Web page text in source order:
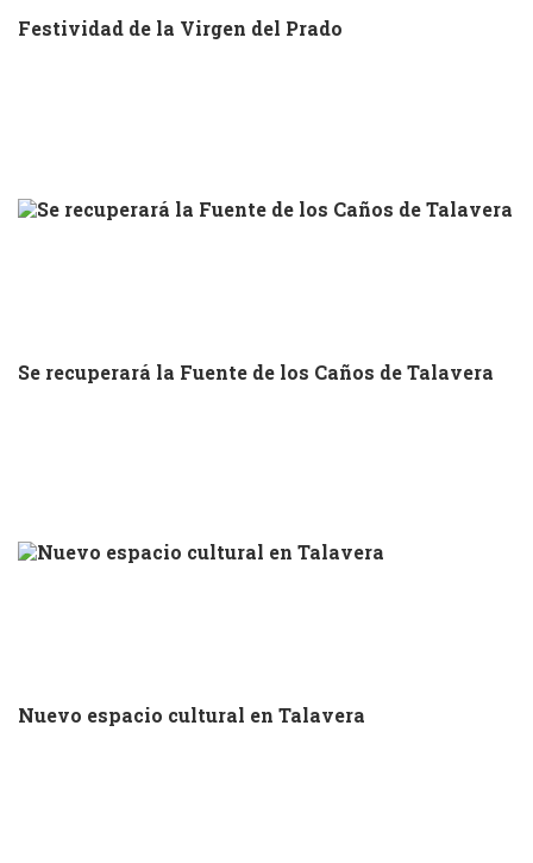
Festividad de la Virgen del Prado
Se recuperará la Fuente de los Caños de Talavera
Nuevo espacio cultural en Talavera